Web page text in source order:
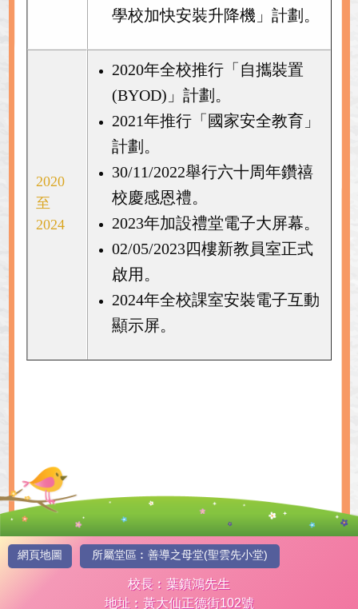
學校加快安裝升降機」計劃。
2020
至
2024
2020年全校推行「自攜裝置
(BYOD)」計劃。
2021年推行「國家安全教育」
計劃。
30/11/2022舉行六十周年鑽禧
校慶感恩禮。
2023年加設禮堂電子大屏幕。
02/05/2023四樓新教員室正式
啟用。
2024年全校課室安裝電子互動
顯示屏。
網頁地圖 所屬堂區︰善導之母堂(聖雲先小堂)
校長︰葉鎮鴻先生
地址︰黃大仙正德街102號